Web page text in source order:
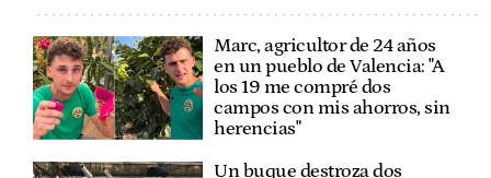
Marc, agricultor de 24 años
en un pueblo de Valencia: "A
los 19 me compré dos
campos con mis ahorros, sin
herencias"
Un buque destroza dos